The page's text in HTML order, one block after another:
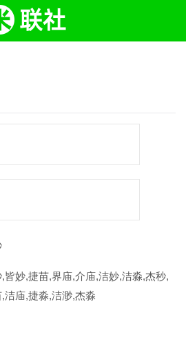
皆妙,捷苗,界庙,介庙,洁妙,洁淼,杰秒,
洁庙,捷淼,洁渺,杰淼